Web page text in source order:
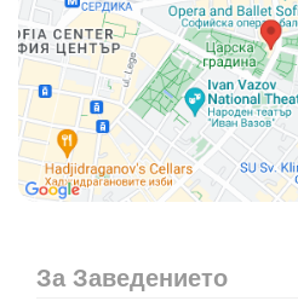
За Заведението